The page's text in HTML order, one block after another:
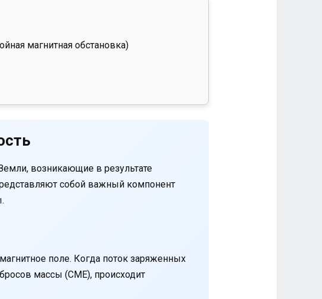
магнитная обстановка)
возникающие в результате
собой важный компонент
поле. Когда поток заряженных
массы (CME), происходит